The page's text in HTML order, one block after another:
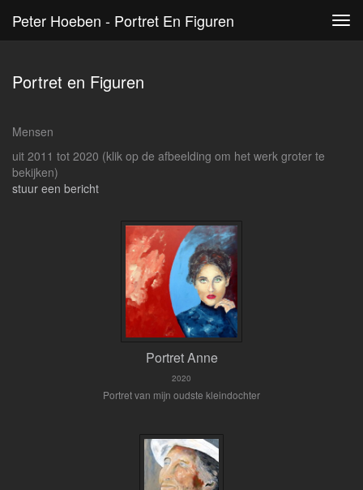
Peter Hoeben - Portret En Figuren
Portret en Figuren
Mensen
uit 2011 tot 2020 (klik op de afbeelding om het werk groter te
bekijken)
stuur een bericht
Portret Anne
2020
Portret van mijn oudste kleindochter